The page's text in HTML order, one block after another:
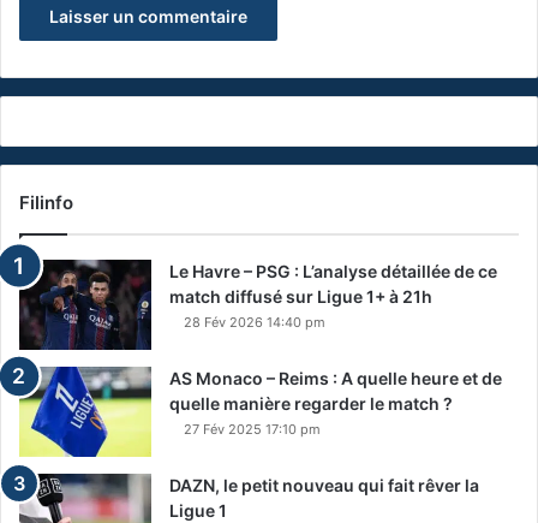
Filinfo
Le Havre – PSG : L’analyse détaillée de ce
match diffusé sur Ligue 1+ à 21h
28 Fév 2026 14:40 pm
AS Monaco – Reims : A quelle heure et de
quelle manière regarder le match ?
27 Fév 2025 17:10 pm
DAZN, le petit nouveau qui fait rêver la
Ligue 1